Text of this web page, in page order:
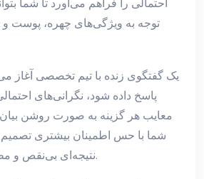
توجه به ویژگی‌های چهره، پوست
یک گفتگوی زنده با تیم تخصصی آغاز
پاسخ داده شود، نگرانی‌های
معایب هر گزینه به صورت روشن
شما با حس اطمینان بیشتری
نتیجه‌ای بی‌نقص و مطمئن گام برمی‌دارید.